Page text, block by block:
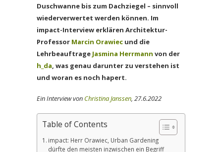
Duschwanne bis zum Dachziegel – sinnvoll
wiederverwertet werden können. Im
impact-Interview erklären Architektur-
Professor Marcin Orawiec und die
Lehrbeauftrage Jasmina Herrmann von der
h_da, was genau darunter zu verstehen ist
und woran es noch hapert.
Ein Interview von Christina Janssen, 27.6.2022
Table of Contents
impact: Herr Orawiec, Urban Gardening
dürfte den meisten inzwischen ein Begriff